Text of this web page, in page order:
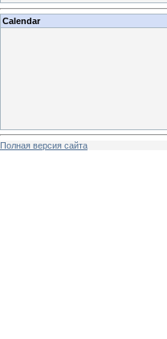
Calendar
Полная версия сайта